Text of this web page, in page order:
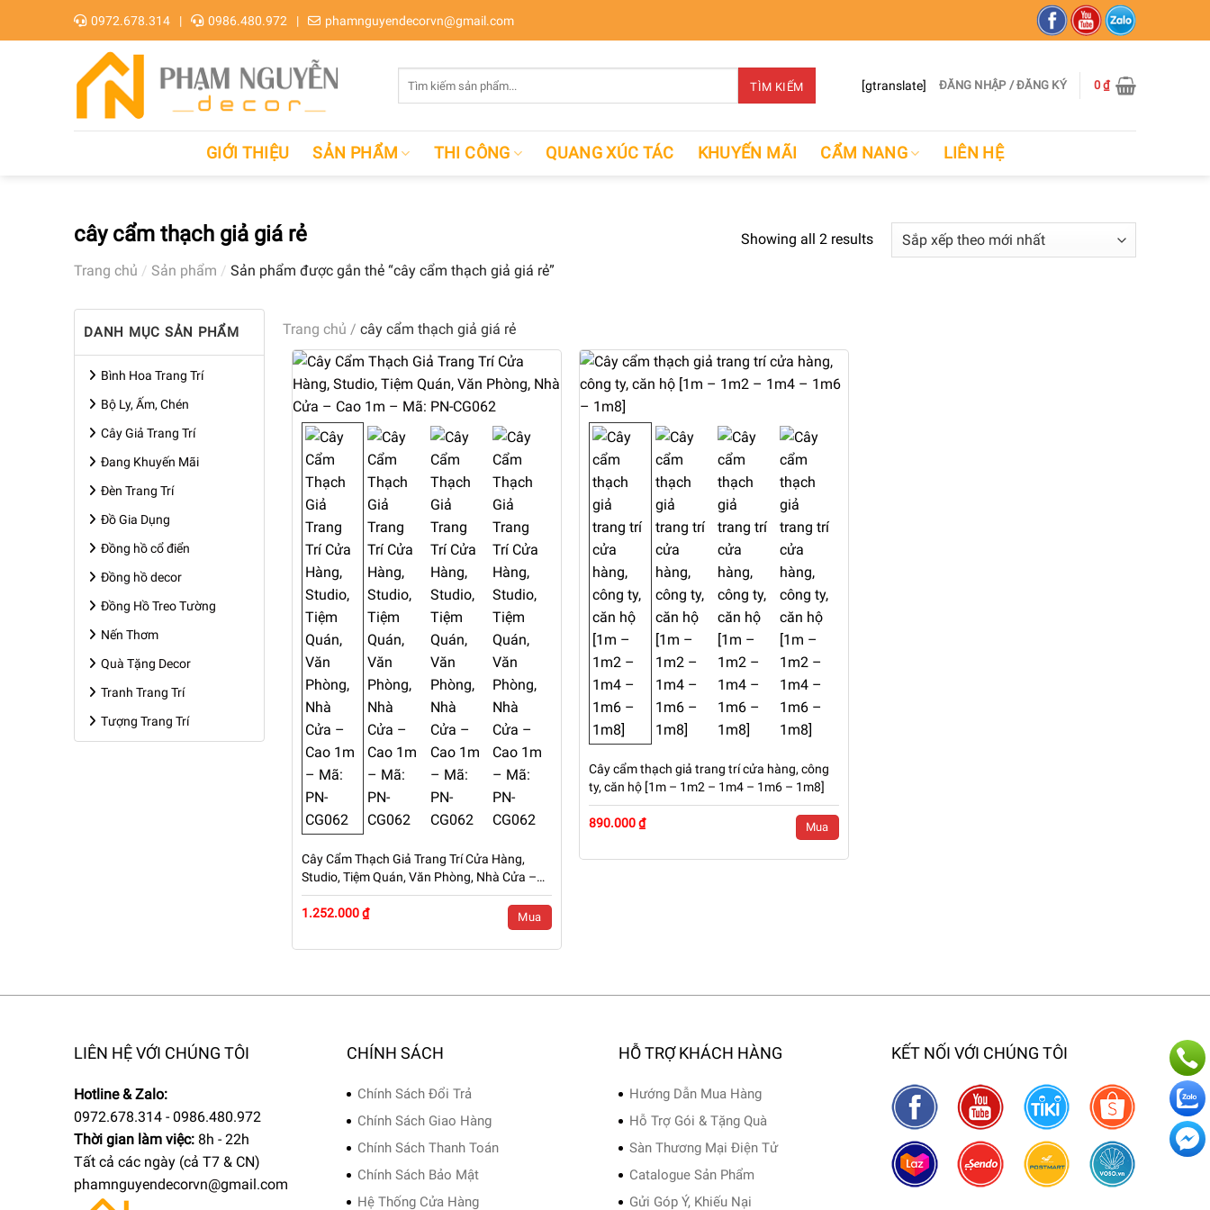
0972.678.314 0986.480.972 phamnguyendecorvn@gmail.com
Tìm
kiếm:
TÌM KIẾM [gtranslate] ĐĂNG NHẬP / ĐĂNG KÝ 0₫
GIỚI THIỆU SẢN PHẨM THI CÔNG QUANG XÚC TÁC KHUYẾN MÃI CẨM NANG LIÊN HỆ
cây cẩm thạch giả giá rẻ
Trang chủ / Sản phẩm / Sản phẩm được gắn thẻ “cây cẩm thạch giả giá rẻ”
Showing all 2 results
DANH MỤC SẢN PHẨM
Bình Hoa Trang Trí
Bộ Ly, Ấm, Chén
Cây Giả Trang Trí
Đang Khuyến Mãi
Đèn Trang Trí
Đồ Gia Dụng
Đồng hồ cổ điển
Đồng hồ decor
Đồng Hồ Treo Tường
Nến Thơm
Quà Tặng Decor
Tranh Trang Trí
Tượng Trang Trí
Trang chủ / cây cẩm thạch giả giá rẻ
Cây Cẩm Thạch Giả Trang Trí Cửa Hàng,
Studio, Tiệm Quán, Văn Phòng, Nhà Cửa –
Cao 1m – Mã: PN-CG062
1.252.000 ₫
Mua
Cây cẩm thạch giả trang trí cửa hàng, công
ty, căn hộ [1m – 1m2 – 1m4 – 1m6 – 1m8]
890.000 ₫ Mua
LIÊN HỆ VỚI CHÚNG TÔI
Hotline & Zalo:
0972.678.314 - 0986.480.972
Thời gian làm việc: 8h - 22h
Tất cả các ngày (cả T7 & CN)
phamnguyendecorvn@gmail.com
CHÍNH SÁCH
Chính Sách Đổi Trả
Chính Sách Giao Hàng
Chính Sách Thanh Toán
Chính Sách Bảo Mật
Hệ Thống Cửa Hàng
HỖ TRỢ KHÁCH HÀNG
Hướng Dẫn Mua Hàng
Hỗ Trợ Gói & Tặng Quà
Sàn Thương Mại Điện Tử
Catalogue Sản Phẩm
Gửi Góp Ý, Khiếu Nại
KẾT NỐI VỚI CHÚNG TÔI